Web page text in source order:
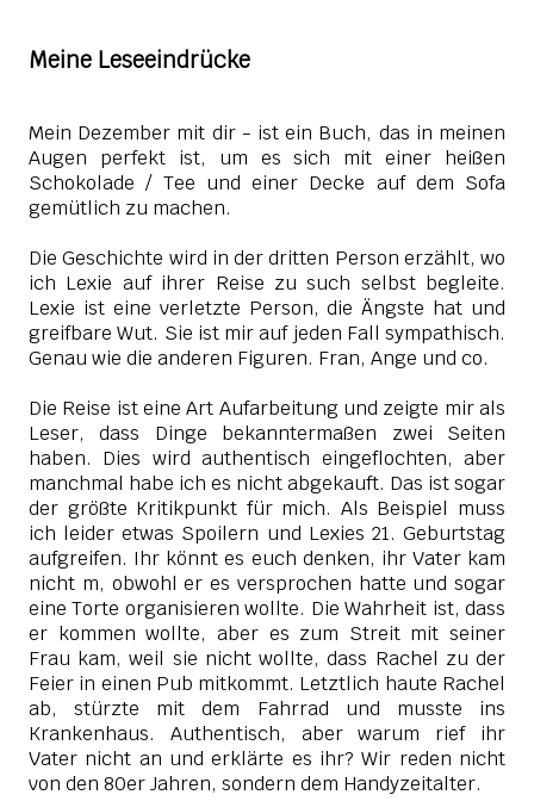
Meine Leseeindrücke
Mein Dezember mit dir - ist ein Buch, das in meinen
Augen perfekt ist, um es sich mit einer heißen
Schokolade / Tee und einer Decke auf dem Sofa
gemütlich zu machen.
Die Geschichte wird in der dritten Person erzählt, wo
ich Lexie auf ihrer Reise zu such selbst begleite.
Lexie ist eine verletzte Person, die Ängste hat und
greifbare Wut. Sie ist mir auf jeden Fall sympathisch.
Genau wie die anderen Figuren. Fran, Ange und co.
Die Reise ist eine Art Aufarbeitung und zeigte mir als
Leser, dass Dinge bekanntermaßen zwei Seiten
haben. Dies wird authentisch eingeflochten, aber
manchmal habe ich es nicht abgekauft. Das ist sogar
der größte Kritikpunkt für mich. Als Beispiel muss
ich leider etwas Spoilern und Lexies 21. Geburtstag
aufgreifen. Ihr könnt es euch denken, ihr Vater kam
nicht m, obwohl er es versprochen hatte und sogar
eine Torte organisieren wollte. Die Wahrheit ist, dass
er kommen wollte, aber es zum Streit mit seiner
Frau kam, weil sie nicht wollte, dass Rachel zu der
Feier in einen Pub mitkommt. Letztlich haute Rachel
ab, stürzte mit dem Fahrrad und musste ins
Krankenhaus. Authentisch, aber warum rief ihr
Vater nicht an und erklärte es ihr? Wir reden nicht
von den 80er Jahren, sondern dem Handyzeitalter.